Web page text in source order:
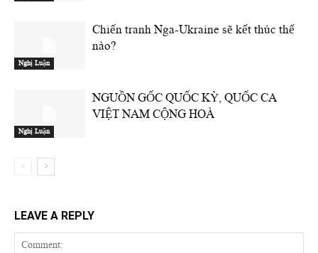
Nghị Luận
Chiến tranh Nga-Ukraine sẽ kết thúc thế
nào?
Nghị Luận
NGUỒN GỐC QUỐC KỲ, QUỐC CA
VIỆT NAM CỘNG HOÀ
LEAVE A REPLY